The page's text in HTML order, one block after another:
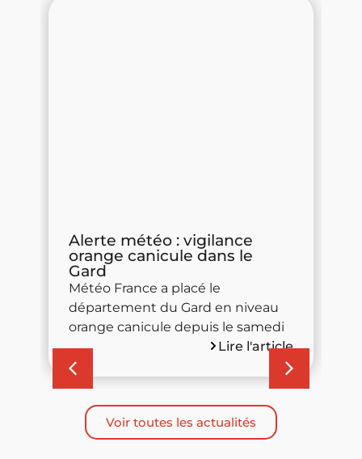
Alerte météo : vigilance
orange canicule dans le
Gard
Météo France a placé le
département du Gard en niveau
orange canicule depuis le samedi
Lire l'article
Voir toutes les actualités